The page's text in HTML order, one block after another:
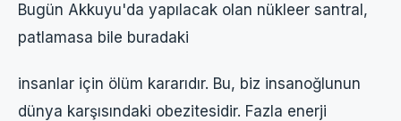
Bugün Akkuyu'da yapılacak olan nükleer santral,
patlamasa bile buradaki
insanlar için ölüm kararıdır. Bu, biz insanoğlunun
dünya karşısındaki obezitesidir. Fazla enerji